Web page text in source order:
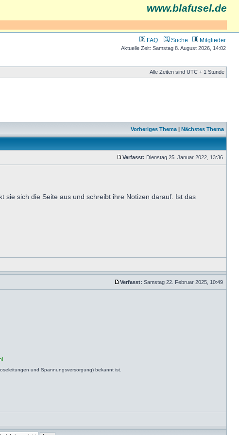
www.blafusel.de
FAQ Suche Mitglieder
Aktuelle Zeit: Samstag 8. August 2026, 14:02
Alle Zeiten sind UTC + 1 Stunde
Vorheriges Thema | Nächstes Thema
Verfasst: Dienstag 25. Januar 2022, 13:36
sie sich die Seite aus und schreibt ihre Notizen darauf. Ist das
Verfasst: Samstag 22. Februar 2025, 10:49
und Spannungsversorgung) bekannt ist.